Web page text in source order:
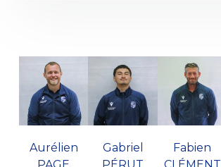
Aurélien
Gabriel
Fabien